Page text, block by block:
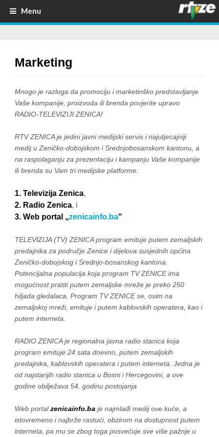
Menu
Marketing
Mnogo je razloga da promociju i marketinško predstavljanje
Vaše kompanije, proizvoda ili brenda povjerite upravo
RADIO-TELEVIZIJI ZENICA!
RTV ZENICA je jedini javni medijski servis i najutjecajniji
medij u Zeničko-dobojskom i Srednjobosanskom kantonu, a
na raspolaganju za prezentaciju i kampanju Vaše kompanije
ili brenda su Vam trimedijske platforme:
1. Televizija Zenica,
2. Radio Zenica, i
3. Web portal „zenicainfo.ba"
TELEVIZIJA (TV) ZENICA program emituje putem zemaljskih
predajnika za područje Zenice i dijelova susjednih općina
Zeničko-dobojskog i Srednjo-bosanskog kantona.
Potencijalna populacija koja program TV ZENICE ima
mogućnost pratiti putem zemaljske mreže je preko 250
hiljada gledalaca. Program TV ZENICE se, osim na
zemaljskoj mreži, emituje i putem kablovskih operatera, kao i
putem interneta.
RADIO ZENICA je regionalna javna radio stanica koja
program emituje 24 sata dnevno, putem zemaljskih
predajnika, kablovskih operatera i putem interneta. Jedna je
od najstarijih radio stanica u Bosni i Hercegovini, a ove
godine obilježava 54 . godinu postojanja
Web portalzenicainfo.ba je najmlađi medij ove kuće, a
istovremeno i najbrže rastući, obzirom na dostupnost putem
interneta, pa mu se zbog toga posvećuje sve više pažnje u